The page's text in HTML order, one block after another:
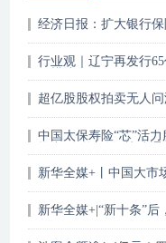
经济日报：扩大银行
行业观｜辽宁再发行
超亿股股权拍卖无人
中国太保寿险“芯”活
新华全媒+丨中国大
新华全媒+|“新十条”